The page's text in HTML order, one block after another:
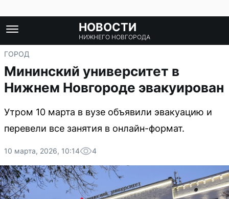
НОВОСТИ
НИЖНЕГО НОВГОРОДА
ГОРОД
Мининский университет в
Нижнем Новгороде эвакуирован
Утром 10 марта в вузе объявили эвакуацию и
перевели все занятия в онлайн-формат.
10 марта, 2026, 10:14 4